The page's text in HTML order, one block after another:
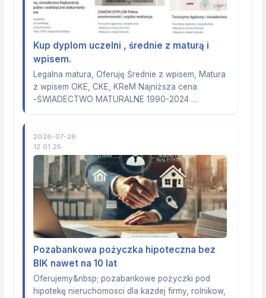
Kup dyplom uczelni , średnie z maturą i
wpisem.
Legalna matura, Oferuję Średnie z wpisem, Matura
z wpisem OKE, CKE, KReM Najniższa cena
-ŚWIADECTWO MATURALNE 1990-2024 …
2026-07-26
12:01:25
Pozabankowa pożyczka hipoteczna bez
BIK nawet na 10 lat
Oferujemy&nbsp; pozabankowe pożyczki pod
hipotekę nieruchomosci dla kazdej firmy, rolnikow,